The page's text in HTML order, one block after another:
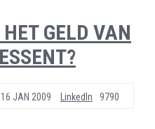
GELD VAN
16 JAN 2009 9790
LinkedIn